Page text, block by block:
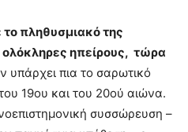
πληθυσμιακό της
ηπείρους, τώρα
υπάρχει πια το σαρωτικό
19ου και του 20ού αιώνα.
συσσώρευση –